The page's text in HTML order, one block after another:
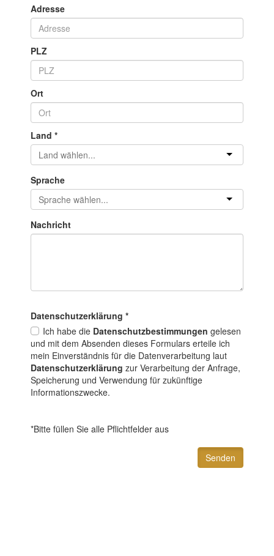
Adresse
PLZ
Ort
Land *
Sprache
Nachricht
Datenschutz­erklärung *
Ich habe die Datenschutzbestimmungen gelesen
und mit dem Absenden dieses Formulars erteile ich
mein Einverständnis für die Datenverarbeitung laut
Datenschutzerklärung zur Verarbeitung der Anfrage,
Speicherung und Verwendung für zukünftige
Informationszwecke.
*Bitte füllen Sie alle Pflichtfelder aus
Senden